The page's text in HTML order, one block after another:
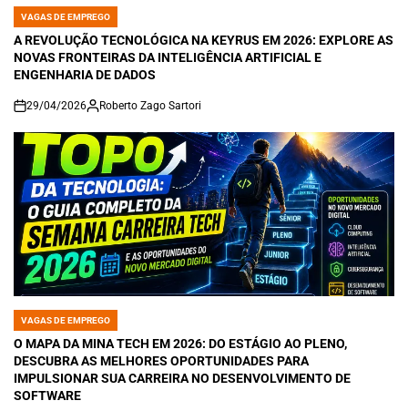
POSTED
IN
VAGAS DE EMPREGO
A REVOLUÇÃO TECNOLÓGICA NA KEYRUS EM 2026: EXPLORE AS
NOVAS FRONTEIRAS DA INTELIGÊNCIA ARTIFICIAL E
ENGENHARIA DE DADOS
on
29/04/2026 Roberto Zago Sartori
POSTED
IN
VAGAS DE EMPREGO
O MAPA DA MINA TECH EM 2026: DO ESTÁGIO AO PLENO,
DESCUBRA AS MELHORES OPORTUNIDADES PARA
IMPULSIONAR SUA CARREIRA NO DESENVOLVIMENTO DE
SOFTWARE